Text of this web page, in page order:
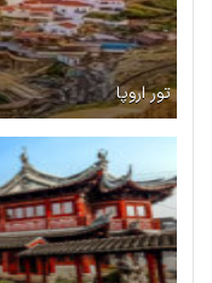
تور اروپا